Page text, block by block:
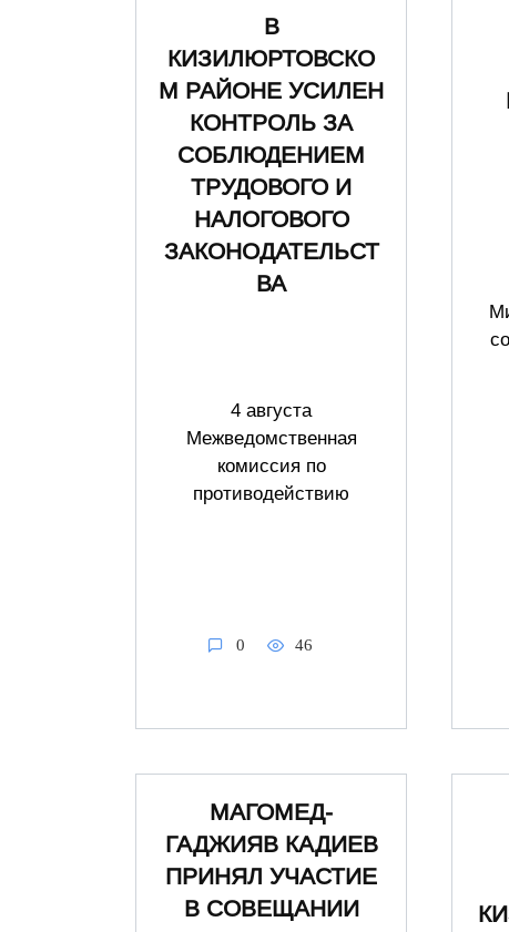
В
КИЗИЛЮРТОВСКО
М РАЙОНЕ УСИЛЕН
КОНТРОЛЬ ЗА
СОБЛЮДЕНИЕМ
ТРУДОВОГО И
НАЛОГОВОГО
ЗАКОНОДАТЕЛЬСТ
ВА
4 августа
Межведомственная
комиссия по
противодействию
0 46
МАГОМЕД-
ГАДЖИЯВ КАДИЕВ
ПРИНЯЛ УЧАСТИЕ
В СОВЕЩАНИИ